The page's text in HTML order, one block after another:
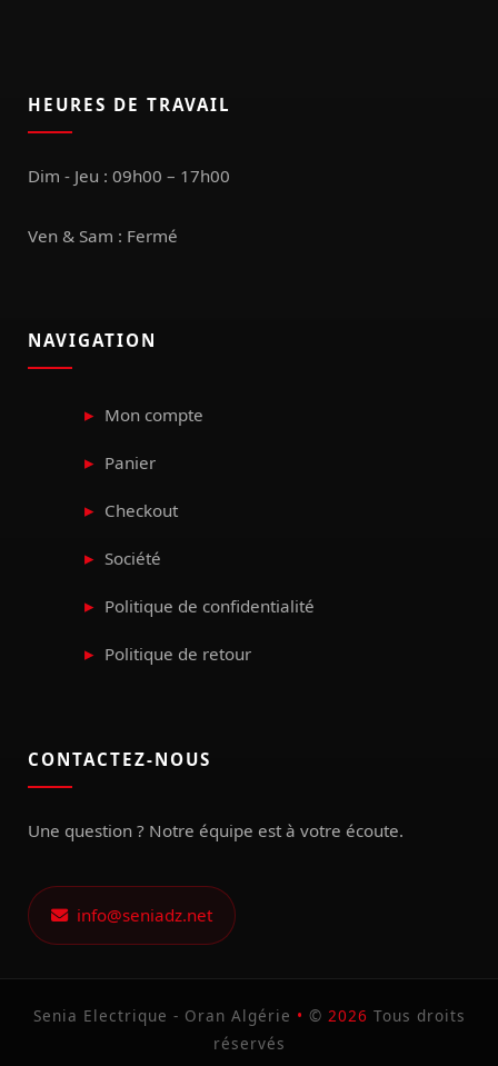
HEURES DE TRAVAIL
Dim - Jeu : 09h00 – 17h00
Ven & Sam : Fermé
NAVIGATION
Mon compte
Panier
Checkout
Société
Politique de confidentialité
Politique de retour
CONTACTEZ-NOUS
Une question ? Notre équipe est à votre écoute.
info@seniadz.net
Senia Electrique - Oran Algérie • © 2026 Tous droits
réservés